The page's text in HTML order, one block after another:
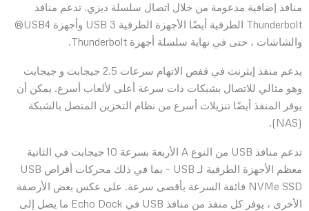
منافذ إضافية مدعومة من خلال اتصال سلسلة ديزي. تدعم منافذ
Thunderbolt الطرفية أيضًا الأجهزة الطرفية USB 3 وأجهزة USB4®
والشاشات ، حتى في نهاية سلسلة أجهزة Thunderbolt.
يدعم منفذ إيثرنت في قفص الاتهام سرعات 2.5 جيجابت و جيجابت
وهو مثالي للاتصال بشبكات ذات سرعة أعلى لألعاب أسرع. يمكن أن
يوفر المنفذ أيضًا تنزيلات أسرع من نظام التخزين المتصل بالشبكة
(NAS).
تدعم منافذ USB من النوع A الأربعة بسرعة 10 جيجابت في الثانية
معظم الأجهزة الطرفية لـ USB – بما في ذلك محركات أقراص USB
NVMe SSD فائقة السرعة بأقصى سرعة. على عكس بعض الأرصفة
الأخرى ، يوفر كل منفذ من منافذ USB في Echo Dock ما يصل إلى